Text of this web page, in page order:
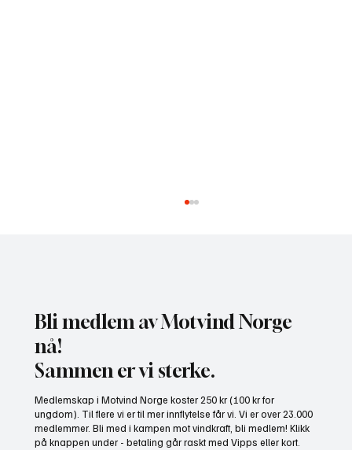
presse fram mer vindkraft
Bli medlem av Motvind Norge
nå!
Sammen er vi sterke.
Medlemskap i Motvind Norge koster 250 kr (100 kr for
ungdom). Til flere vi er til mer innflytelse får vi. Vi er over 23.000
medlemmer. Bli med i kampen mot vindkraft, bli medlem! Klikk
på knappen under - betaling går raskt med Vipps eller kort.